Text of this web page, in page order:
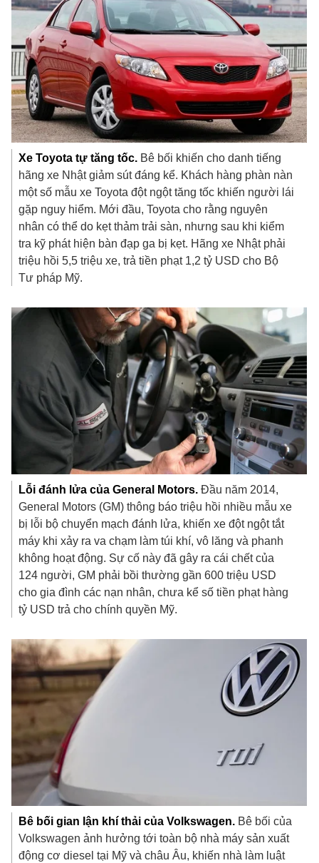
Xe Toyota tự tăng tốc. Bê bối khiến cho danh tiếng
hãng xe Nhật giảm sút đáng kể. Khách hàng phàn nàn
một số mẫu xe Toyota đột ngột tăng tốc khiến người lái
gặp nguy hiểm. Mới đầu, Toyota cho rằng nguyên
nhân có thể do kẹt thảm trải sàn, nhưng sau khi kiểm
tra kỹ phát hiện bàn đạp ga bị kẹt. Hãng xe Nhật phải
triệu hồi 5,5 triệu xe, trả tiền phạt 1,2 tỷ USD cho Bộ
Tư pháp Mỹ.
Lỗi đánh lửa của General Motors.Đầu năm 2014,
General Motors (GM) thông báo triệu hồi nhiều mẫu xe
bị lỗi bộ chuyển mạch đánh lửa, khiến xe đột ngột tắt
máy khi xảy ra va chạm làm túi khí, vô lăng và phanh
không hoạt động. Sự cố này đã gây ra cái chết của
124 người, GM phải bồi thường gần600 triệu USD
cho gia đình các nạn nhân, chưa kể số tiền phạt hàng
tỷ USD trả cho chính quyền Mỹ.
Bê bối gian lận khí thải của Volkswagen. Bê bối của
Volkswagen ảnh hưởng tới toàn bộ nhà máy sản xuất
động cơ diesel tại Mỹ và châu Âu, khiến nhà làm luật